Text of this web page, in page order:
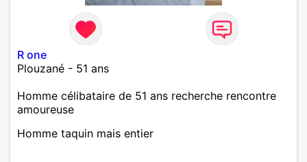
R one
Plouzané - 51 ans
Homme célibataire de 51 ans recherche rencontre
amoureuse
Homme taquin mais entier